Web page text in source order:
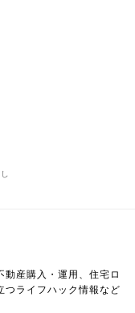
産購入・運用、住宅ロ
つライフハック情報など